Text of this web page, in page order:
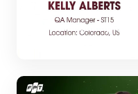
FAM Semi Sumup S1